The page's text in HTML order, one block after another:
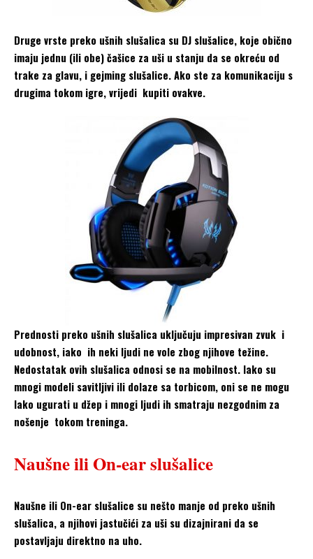
Druge vrste preko ušnih slušalica su DJ slušalice, koje obično
imaju jednu (ili obe) čašice za uši u stanju da se okreću od
trake za glavu, i gejming slušalice. Ako ste za komunikaciju s
drugima tokom igre, vrijedi kupiti ovakve.
Prednosti preko ušnih slušalica uključuju impresivan zvuk i
udobnost, iako ih neki ljudi ne vole zbog njihove težine.
Nedostatak ovih slušalica odnosi se na mobilnost. Iako su
mnogi modeli savitljivi ili dolaze sa torbicom, oni se ne mogu
lako ugurati u džep i mnogi ljudi ih smatraju nezgodnim za
nošenje tokom treninga.
Naušne ili On-ear slušalice
Naušne ili On-ear slušalice su nešto manje od preko ušnih
slušalica, a njihovi jastučići za uši su dizajnirani da se
postavljaju direktno na uho.